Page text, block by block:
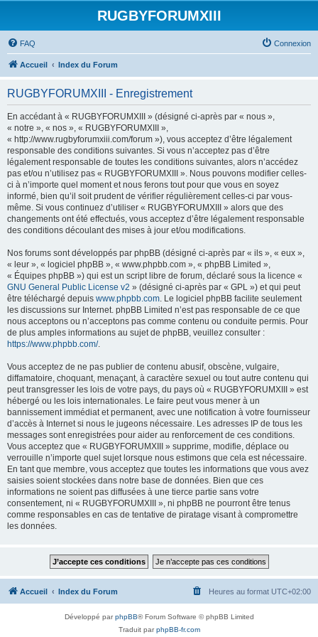
RUGBYFORUMXIII
FAQ Connexion
Accueil Index du Forum
RUGBYFORUMXIII - Enregistrement
En accédant à « RUGBYFORUMXIII » (désigné ci-après par « nous »,
« notre », « nos », « RUGBYFORUMXIII »,
« http://www.rugbyforumxiii.com/forum »), vous acceptez d’être légalement
responsable des conditions suivantes. Si vous n’acceptez pas d’être
légalement responsable de toutes les conditions suivantes, alors n’accédez
pas et/ou n’utilisez pas « RUGBYFORUMXIII ». Nous pouvons modifier celles-
ci à n’importe quel moment et nous ferons tout pour que vous en soyez
informé, bien qu’il soit prudent de vérifier régulièrement celles-ci par vous-
même. Si vous continuez d’utiliser « RUGBYFORUMXIII » alors que des
changements ont été effectués, vous acceptez d’être légalement responsable
des conditions découlant des mises à jour et/ou modifications.
Nos forums sont développés par phpBB (désigné ci-après par « ils », « eux »,
« leur », « logiciel phpBB », « www.phpbb.com », « phpBB Limited »,
« Équipes phpBB ») qui est un script libre de forum, déclaré sous la licence «
GNU General Public License v2 » (désigné ci-après par « GPL ») et qui peut
être téléchargé depuis www.phpbb.com. Le logiciel phpBB facilite seulement
les discussions sur Internet. phpBB Limited n’est pas responsable de ce que
nous acceptons ou n’acceptons pas comme contenu ou conduite permis. Pour
de plus amples informations au sujet de phpBB, veuillez consulter :
https://www.phpbb.com/.
Vous acceptez de ne pas publier de contenu abusif, obscène, vulgaire,
diffamatoire, choquant, menaçant, à caractère sexuel ou tout autre contenu qui
peut transgresser les lois de votre pays, du pays où « RUGBYFORUMXIII » est
hébergé ou les lois internationales. Le faire peut vous mener à un
bannissement immédiat et permanent, avec une notification à votre fournisseur
d’accès à Internet si nous le jugeons nécessaire. Les adresses IP de tous les
messages sont enregistrées pour aider au renforcement de ces conditions.
Vous acceptez que « RUGBYFORUMXIII » supprime, modifie, déplace ou
verrouille n’importe quel sujet lorsque nous estimons que cela est nécessaire.
En tant que membre, vous acceptez que toutes les informations que vous avez
saisies soient stockées dans notre base de données. Bien que ces
informations ne soient pas diffusées à une tierce partie sans votre
consentement, ni « RUGBYFORUMXIII », ni phpBB ne pourront être tenus
comme responsables en cas de tentative de piratage visant à compromettre
les données.
Accueil Index du Forum Heures au format UTC+02:00
Développé parphpBB® Forum Software © phpBB Limited
Traduit parphpBB-fr.com